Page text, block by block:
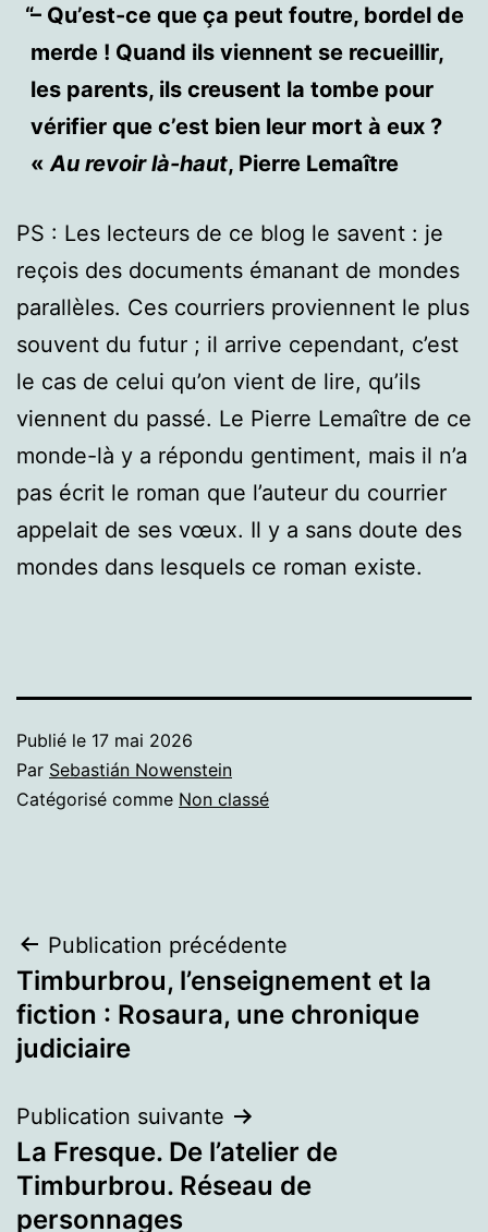
– Qu’est-ce que ça peut foutre, bordel de
merde ! Quand ils viennent se recueillir,
les parents, ils creusent la tombe pour
vérifier que c’est bien leur mort à eux ?
« Au revoir là-haut, Pierre Lemaître
PS : Les lecteurs de ce blog le savent : je
reçois des documents émanant de mondes
parallèles. Ces courriers proviennent le plus
souvent du futur ; il arrive cependant, c’est
le cas de celui qu’on vient de lire, qu’ils
viennent du passé. Le Pierre Lemaître de ce
monde-là y a répondu gentiment, mais il n’a
pas écrit le roman que l’auteur du courrier
appelait de ses vœux. Il y a sans doute des
mondes dans lesquels ce roman existe.
Publié le 17 mai 2026
Par Sebastián Nowenstein
Catégorisé comme Non classé
Navigation
de
l’article
Publication précédente
Timburbrou, l’enseignement et la
fiction : Rosaura, une chronique
judiciaire
Publication suivante
La Fresque. De l’atelier de
Timburbrou. Réseau de
personnages